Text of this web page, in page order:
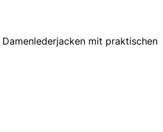
mit praktischen